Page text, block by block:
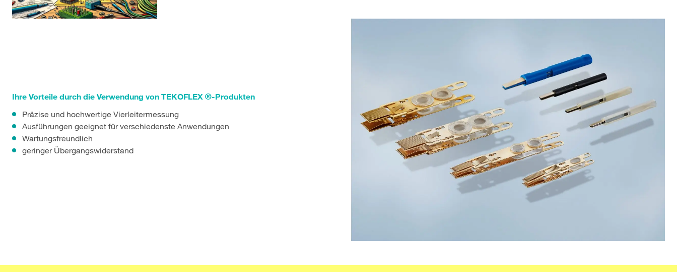
Ihre Vorteile durch die Verwendung von TEKOFLEX ®-Produkten
Präzise und hochwertige Vierleitermessung
Ausführungen geeignet für verschiedenste Anwendungen
Wartungsfreundlich
geringer Übergangswiderstand